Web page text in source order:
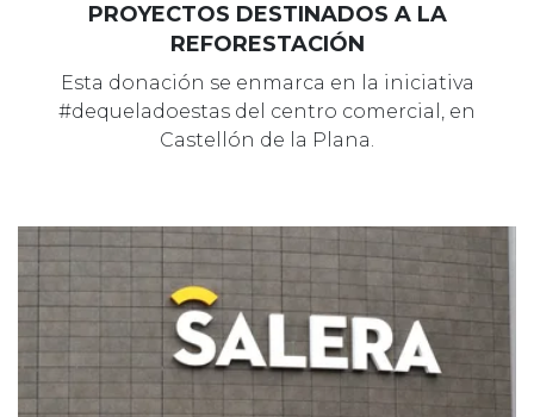
PROYECTOS DESTINADOS A LA
REFORESTACIÓN
Esta donación se enmarca en la iniciativa
#dequeladoestas del centro comercial, en
Castellón de la Plana.